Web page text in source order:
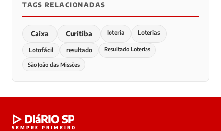
TAGS RELACIONADAS
Caixa Curitiba loteria Loterias
Lotofácil resultado Resultado Loterias
São João das Missões
▷ DIáRIO SP
SEMPRE PRIMEIRO